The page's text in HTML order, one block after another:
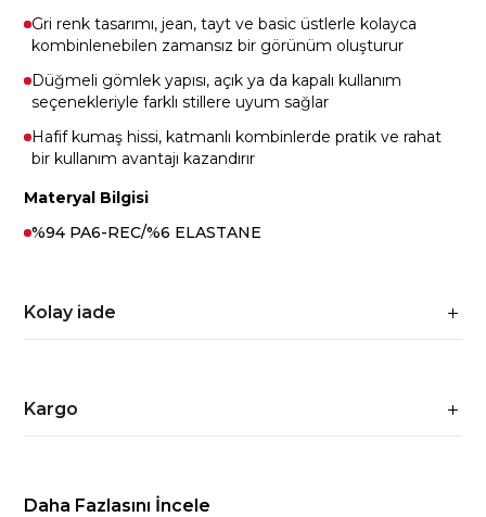
Gri renk tasarımı, jean, tayt ve basic üstlerle kolayca
kombinlenebilen zamansız bir görünüm oluşturur
Düğmeli gömlek yapısı, açık ya da kapalı kullanım
seçenekleriyle farklı stillere uyum sağlar
Hafif kumaş hissi, katmanlı kombinlerde pratik ve rahat
bir kullanım avantajı kazandırır
Materyal Bilgisi
%94 PA6-REC/%6 ELASTANE
Kolay iade
Kargo
Daha Fazlasını İncele